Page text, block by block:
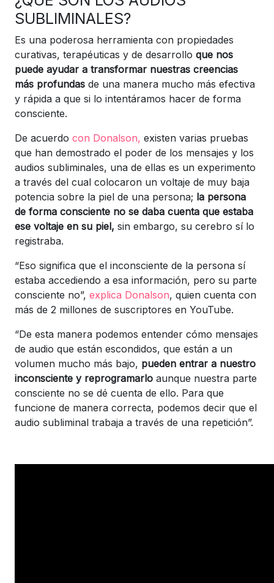
SUBLIMINALES?
Es una poderosa herramienta con propiedades
curativas, terapéuticas y de desarrollo que nos
puede ayudar a transformar nuestras creencias
más profundas de una manera mucho más efectiva
y rápida a que si lo intentáramos hacer de forma
consciente.
De acuerdo con Donalson, existen varias pruebas
que han demostrado el poder de los mensajes y los
audios subliminales, una de ellas es un experimento
a través del cual colocaron un voltaje de muy baja
potencia sobre la piel de una persona; la persona
de forma consciente no se daba cuenta que estaba
ese voltaje en su piel, sin embargo, su cerebro sí lo
registraba.
“Eso significa que el inconsciente de la persona sí
estaba accediendo a esa información, pero su parte
consciente no”, explica Donalson, quien cuenta con
más de 2 millones de suscriptores en YouTube.
“De esta manera podemos entender cómo mensajes
de audio que están escondidos, que están a un
volumen mucho más bajo, pueden entrar a nuestro
inconsciente y reprogramarlo aunque nuestra parte
consciente no se dé cuenta de ello. Para que
funcione de manera correcta, podemos decir que el
audio subliminal trabaja a través de una repetición”.